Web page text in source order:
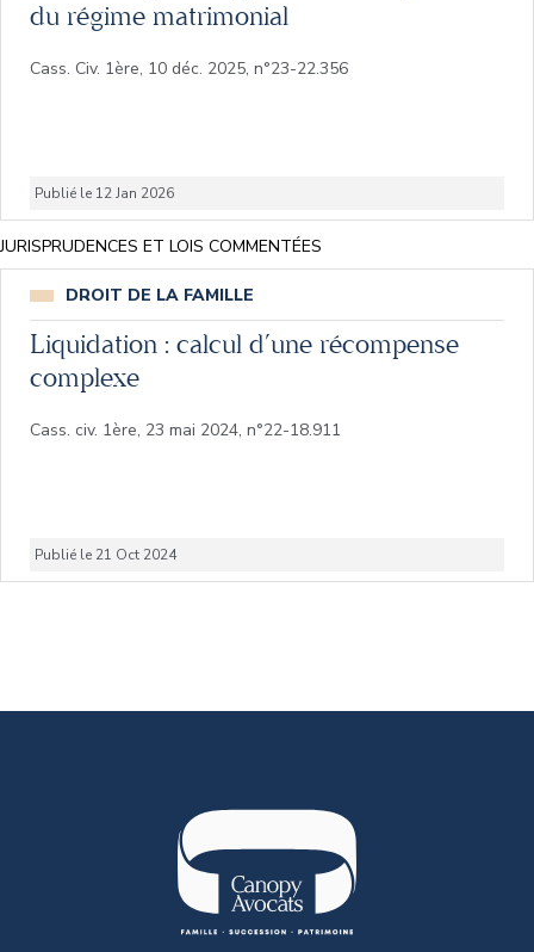
du régime matrimonial
Cass. Civ. 1ère, 10 déc. 2025, n°23-22.356
Publié le 12 Jan 2026
JURISPRUDENCES ET LOIS COMMENTÉES
DROIT DE LA FAMILLE
Liquidation : calcul d’une récompense
complexe
Cass. civ. 1ère, 23 mai 2024, n°22-18.911
Publié le 21 Oct 2024